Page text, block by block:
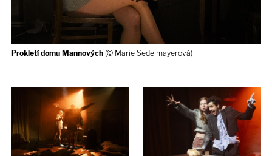
Prokletí domu Mannových (© Marie Sedelmayerová)
Prokletí domu Mannových
(©
Marie Sedelmayerová)